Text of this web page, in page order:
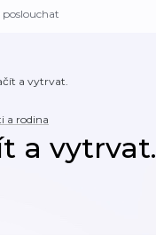
a vytrvat.
a rodina
a vytrvat.